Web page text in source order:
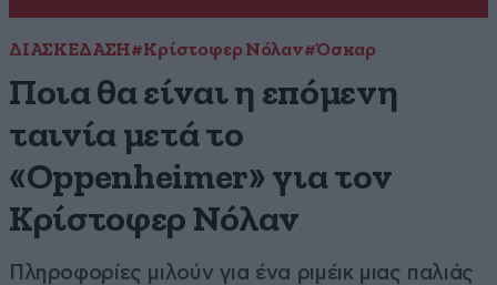
ΔΙΑΣΚΕΔΑΣΗ#Κρίστοφερ Νόλαν#Όσκαρ
Ποια θα είναι η επόμενη
ταινία μετά το
«Oppenheimer» για τον
Κρίστοφερ Νόλαν
Πληροφορίες μιλούν για ένα ριμέικ μιας παλιάς